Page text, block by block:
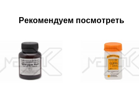
Рекомендуем посмотреть